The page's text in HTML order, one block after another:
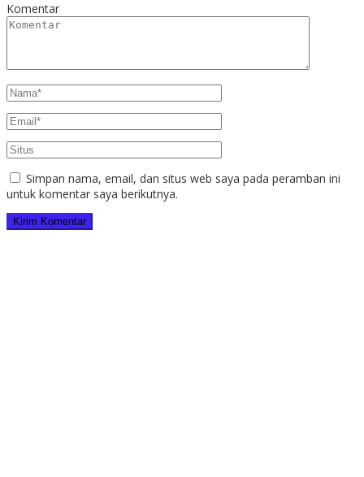
Komentar
Simpan nama, email, dan situs web saya pada peramban ini
untuk komentar saya berikutnya.